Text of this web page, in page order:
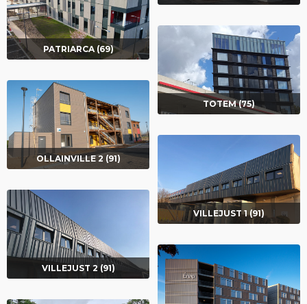
PATRIARCA (69)
TOTEM (75)
OLLAINVILLE 2 (91)
VILLEJUST 1 (91)
VILLEJUST 2 (91)